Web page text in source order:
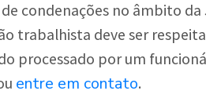
condenações no âmbito
trabalhista deve ser
processado por um
entre em contato.